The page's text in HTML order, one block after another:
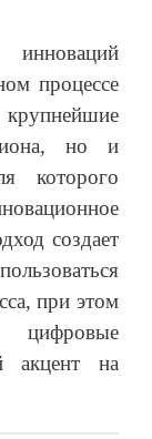
процессе
но и
которого
создает
при этом
цифровые
акцент на